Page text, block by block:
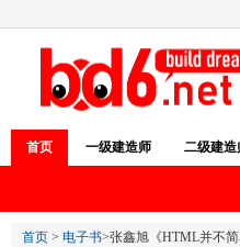
首页 一级建造师 二级建造
首页 > 电子书>张鑫旭《HTML并不简